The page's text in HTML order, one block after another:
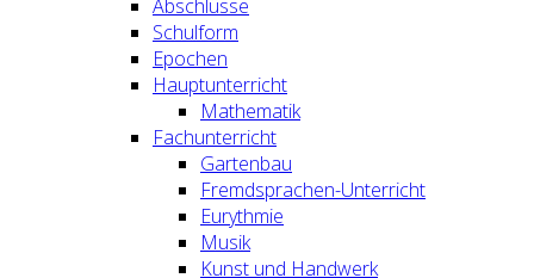
Abschlüsse
Schulform
Epochen
Hauptunterricht
Mathematik
Fachunterricht
Gartenbau
Fremdsprachen-Unterricht
Eurythmie
Musik
Kunst und Handwerk